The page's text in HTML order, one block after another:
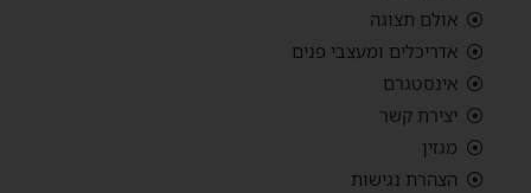
אולם תצוגה
אדריכלים ומעצבי פנים
אינסטגרם
יצירת קשר
מגזין
הצהרת נגישות